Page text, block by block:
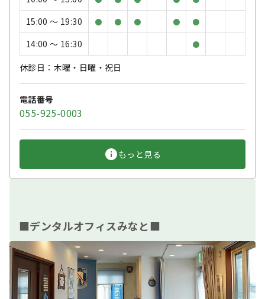
15:00 〜 19:30 ● ● ● ● ●
14:00 〜 16:30 ●
休診日：木曜・日曜・祝日
電話番号
055-925-0003
もっと見る
■デンタルオフィスみなと■